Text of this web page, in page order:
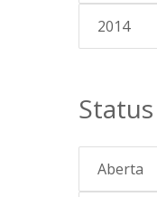
2014
Status
Aberta